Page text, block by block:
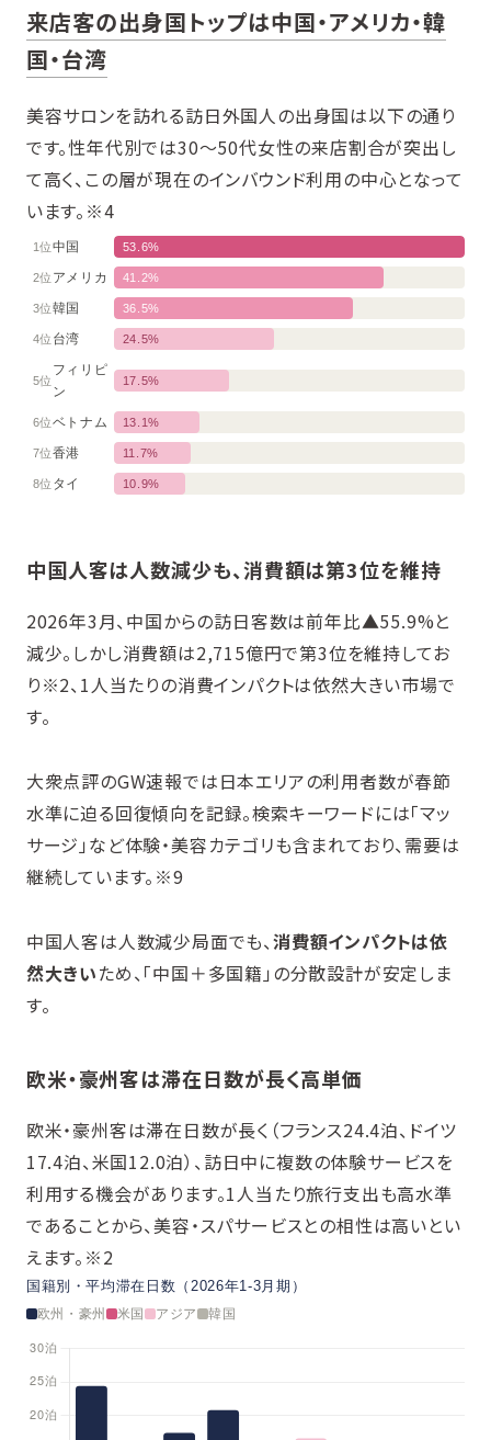
来店客の出身国トップは中国・アメリカ・韓
国・台湾
美容サロンを訪れる訪日外国人の出身国は以下の通り
です。性年代別では30〜50代女性の来店割合が突出し
て高く、この層が現在のインバウンド利用の中心となって
います。※4
1位中国 53.6%
2位 アメリカ 41.2%
3位韓国 36.5%
4位 台湾 24.5%
5位
フィリピ
ン
17.5%
6位ベトナム 13.1%
7位香港 11.7%
8位 タイ 10.9%
中国人客は人数減少も、消費額は第3位を維持
2026年3月、中国からの訪日客数は前年比▲55.9%と
減少。しかし消費額は2,715億円で第3位を維持してお
り※2、1人当たりの消費インパクトは依然大きい市場で
す。
大衆点評のGW速報では日本エリアの利用者数が春節
水準に迫る回復傾向を記録。検索キーワードには「マッ
サージ」など体験・美容カテゴリも含まれており、需要は
継続しています。※9
中国人客は人数減少局面でも、消費額インパクトは依
然大きいため、「中国＋多国籍」の分散設計が安定しま
す。
欧米・豪州客は滞在日数が長く高単価
欧米・豪州客は滞在日数が長く（フランス24.4泊、ドイツ
17.4泊、米国12.0泊）、訪日中に複数の体験サービスを
利用する機会があります。1人当たり旅行支出も高水準
であることから、美容・スパサービスとの相性は高いとい
えます。※2
国籍別・平均滞在日数（2026年1-3月期）
欧州・豪州 米国 アジア 韓国